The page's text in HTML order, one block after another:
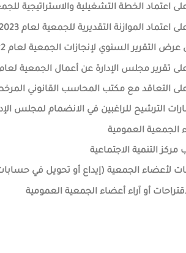
اعتماد الخطة التشغيلية والاستراتيجية للجمعية
اعتماد الموازنة التقديرية للجمعية لعام 2023 م .
التقرير السنوي لإنجازات الجمعية لعام 2022 م
تقرير مجلس الإدارة عن أعمال الجمعية لعام 2022
التعاقد مع مكتب المحاسب القانوني المرخص
الترشيح للراغبين في الانضمام لمجلس
الجمعية العمومية
التنمية الاجتماعية
لأعضاء الجمعية (إيداع أو تحويل في
أو آراء أعضاء الجمعية العمومية